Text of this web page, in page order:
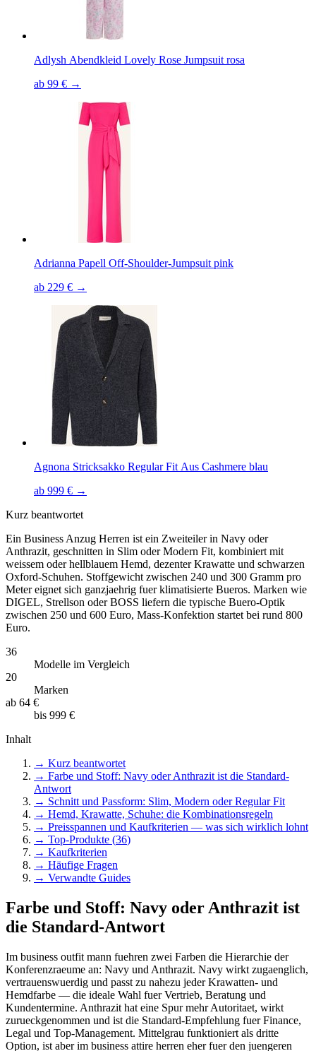
Adlysh Abendkleid Lovely Rose Jumpsuit rosa
ab 99 € →
Adrianna Papell Off-Shoulder-Jumpsuit pink
ab 229 € →
Agnona Stricksakko Regular Fit Aus Cashmere blau
ab 999 € →
Kurz beantwortet
Ein Business Anzug Herren ist ein Zweiteiler in Navy oder
Anthrazit, geschnitten in Slim oder Modern Fit, kombiniert mit
weissem oder hellblauem Hemd, dezenter Krawatte und schwarzen
Oxford-Schuhen. Stoffgewicht zwischen 240 und 300 Gramm pro
Meter eignet sich ganzjaehrig fuer klimatisierte Bueros. Marken wie
DIGEL, Strellson oder BOSS liefern die typische Buero-Optik
zwischen 250 und 600 Euro, Mass-Konfektion startet bei rund 800
Euro.
36
Modelle im Vergleich
20
Marken
ab 64 €
bis 999 €
Inhalt
→ Kurz beantwortet
→ Farbe und Stoff: Navy oder Anthrazit ist die Standard-
Antwort
→ Schnitt und Passform: Slim, Modern oder Regular Fit
→ Hemd, Krawatte, Schuhe: die Kombinationsregeln
→ Preisspannen und Kaufkriterien — was sich wirklich lohnt
→ Top-Produkte (36)
→ Kaufkriterien
→ Häufige Fragen
→ Verwandte Guides
Farbe und Stoff: Navy oder Anthrazit ist
die Standard-Antwort
Im business outfit mann fuehren zwei Farben die Hierarchie der
Konferenzraeume an: Navy und Anthrazit. Navy wirkt zugaenglich,
vertrauenswuerdig und passt zu nahezu jeder Krawatten- und
Hemdfarbe — die ideale Wahl fuer Vertrieb, Beratung und
Kundentermine. Anthrazit hat eine Spur mehr Autoritaet, wirkt
zurueckgenommen und ist die Standard-Empfehlung fuer Finance,
Legal und Top-Management. Mittelgrau funktioniert als dritte
Option, ist aber im business attire herren eher fuer den juengeren